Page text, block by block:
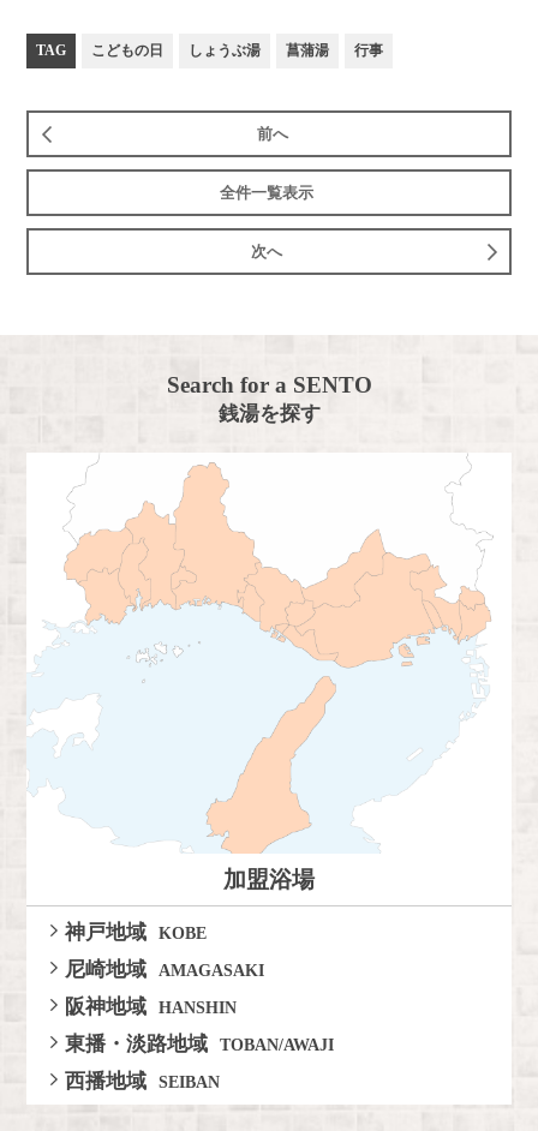
TAG こどもの日 しょうぶ湯 菖蒲湯 行事
前へ
全件一覧表示
次へ
Search for a SENTO
銭湯を探す
加盟浴場
神戸地域 KOBE
尼崎地域 AMAGASAKI
阪神地域 HANSHIN
東播・淡路地域 TOBAN/AWAJI
西播地域 SEIBAN